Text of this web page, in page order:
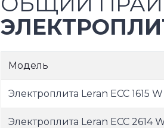
Модель
Электроплита Leran ECC 1615 W
Электроплита Leran ECC 2614